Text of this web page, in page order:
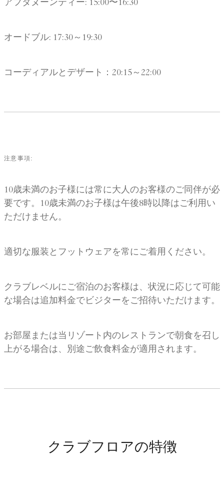
アフタヌーンティー: 15:00〜16:30
オードブル: 17:30～19:30
コーディアルとデザート：20:15～22:00
注意事項:
10歳未満のお子様には常に大人のお客様のご同伴が必
要です。10歳未満のお子様は午後8時以降はご利用い
ただけません。
適切な服装とフットウェアを常にご着用ください。
クラブレベルにご宿泊のお客様は、状況に応じて可能
な場合は追加料金でビジターをご招待いただけます。
お部屋または当リゾート内のレストランで朝食を召し
上がる場合は、別途ご飲食料金が適用されます。
クラブフロアの特徴